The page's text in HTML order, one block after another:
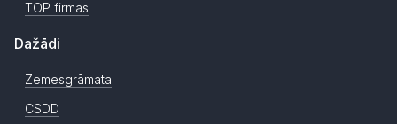
TOP firmas
Dažādi
Zemesgrāmata
CSDD